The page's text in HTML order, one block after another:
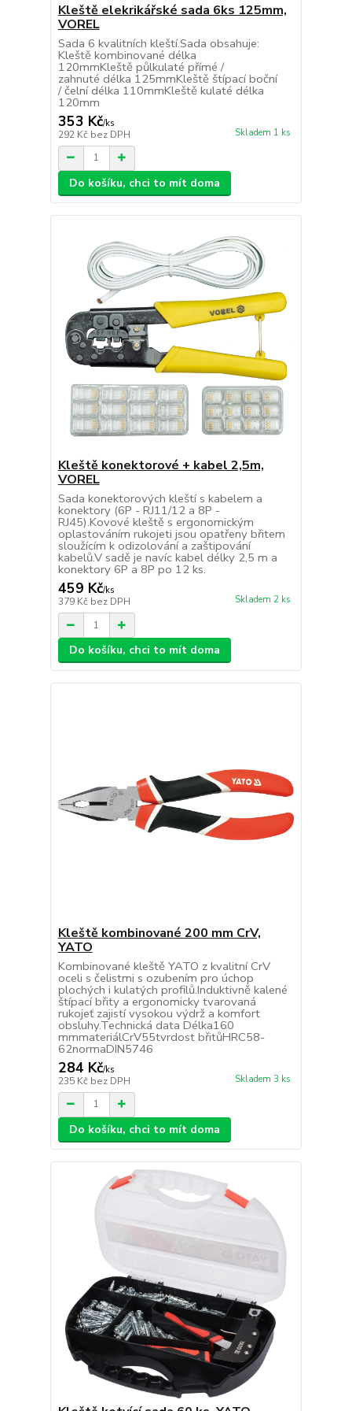
Kleště elekrikářské sada 6ks 125mm,
VOREL
Sada 6 kvalitních kleští.Sada obsahuje:
Kleště kombinované délka
120mmKleště půlkulaté přímé /
zahnuté délka 125mmKleště štípací boční
/ čelní délka 110mmKleště kulaté délka
120mm
353 Kč/ks
292 Kč bez DPH Skladem 1 ks
Do košíku, chci to mít doma
Kleště konektorové + kabel 2,5m,
VOREL
Sada konektorových kleští s kabelem a
konektory (6P - RJ11/12 a 8P -
RJ45).Kovové kleště s ergonomickým
oplastováním rukojeti jsou opatřeny břitem
sloužícím k odizolování a zaštipování
kabelů.V sadě je navíc kabel délky 2,5 m a
konektory 6P a 8P po 12 ks.
459 Kč/ks
379 Kč bez DPH Skladem 2 ks
Do košíku, chci to mít doma
Kleště kombinované 200 mm CrV,
YATO
Kombinované kleště YATO z kvalitní CrV
oceli s čelistmi s ozubením pro úchop
plochých i kulatých profilů.Induktivně kalené
štípací břity a ergonomicky tvarovaná
rukojeť zajistí vysokou výdrž a komfort
obsluhy.Technická data Délka160
mmmateriálCrV55tvrdost břitůHRC58-
62normaDIN5746
284 Kč/ks
235 Kč bez DPH Skladem 3 ks
Do košíku, chci to mít doma